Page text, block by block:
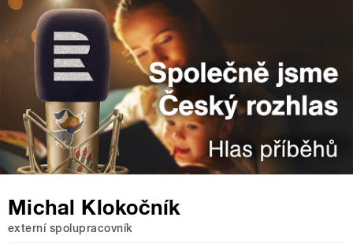
Michal Klokočník
externí spolupracovník